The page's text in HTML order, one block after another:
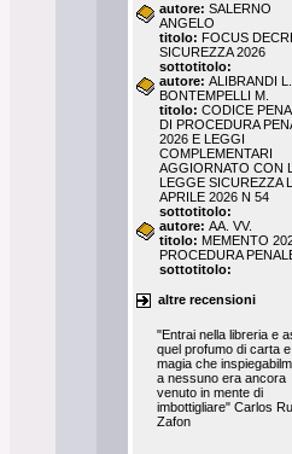
autore: SALERNO
ANGELO
titolo: FOCUS
SICUREZZA 2026
sottotitolo:
autore: ALIBRANDI
BONTEMPELLI M.
titolo: CODICE
DI PROCEDURA
2026 E LEGGI
COMPLEMENTARI
AGGIORNATO CON
LEGGE SICUREZZA
APRILE 2026 N 54
sottotitolo:
autore: AA. VV.
titolo: MEMENTO
PROCEDURA
sottotitolo:
altre recensioni
"Entrai nella libreria e
quel profumo di carta e
magia che
a nessuno era ancora
venuto in mente di
imbottigliare" Carlos
Zafon